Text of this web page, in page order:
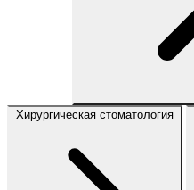
Хирургическая стоматология